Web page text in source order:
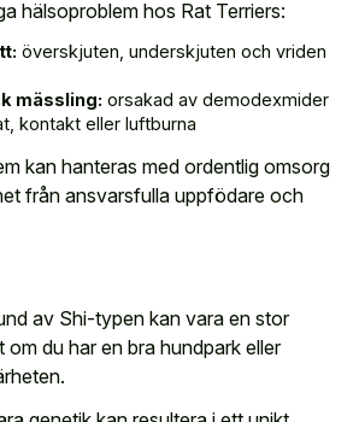
hälsoproblem hos Rat Terriers:
överskjuten, underskjuten och vriden
mässling: orsakad av demodexmider
kontakt eller luftburna
kan hanteras med ordentlig omsorg
från ansvarsfulla uppfödare och
av Shi-typen kan vara en stor
om du har en bra hundpark eller